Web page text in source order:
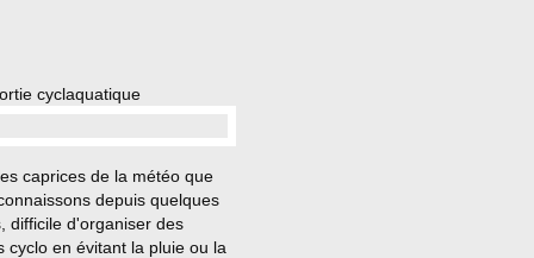
cyclaquatique
caprices de la météo que
depuis quelques
difficile d'organiser des
cyclo en évitant la pluie ou la